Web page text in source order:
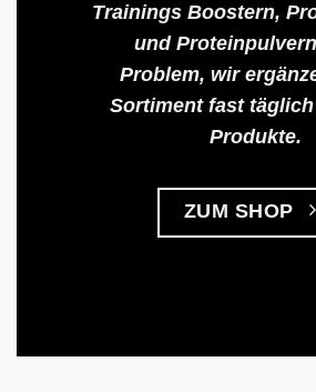
Trainings Boostern,
und
Problem, wir
Sortiment fast
Produkte.
ZUM SHOP